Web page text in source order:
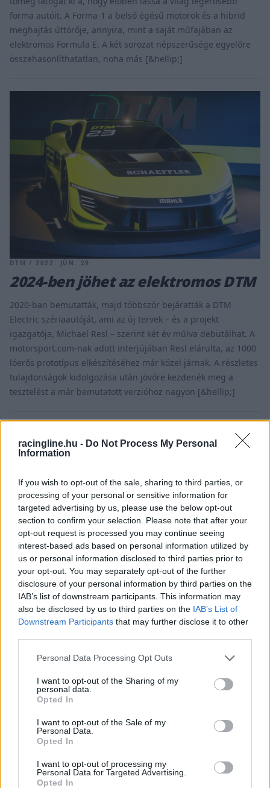
racingline.hu - Do Not Process My Personal
Information
If you wish to opt-out of the sale, sharing to third parties, or
processing of your personal or sensitive information for
targeted advertising by us, please use the below opt-out
section to confirm your selection. Please note that after your
opt-out request is processed you may continue seeing
interest-based ads based on personal information utilized by
us or personal information disclosed to third parties prior to
your opt-out. You may separately opt-out of the further
disclosure of your personal information by third parties on the
IAB’s list of downstream participants. This information may
also be disclosed by us to third parties on the IAB’s List of
Downstream Participants that may further disclose it to other
Please note that this website/app uses one or more Google
not limited to your visit or usage behaviour. You may click to
grant or deny consent to Google and its third-party tags to
use your data for below specified purposes in below Google
consent section.
Personal Data Processing Opt Outs
I want to opt-out of the Sharing of my
personal data.
Opted In
I want to opt-out of the Sale of my
Personal Data.
Opted In
I want to opt-out of processing my
Personal Data for Targeted Advertising.
Opted In
forma autóit. A Forma-1 a belső égésű motorok és a hibrid
meghajtás úttörője, annyira, mint a saját műfajában az
elektromos Formula E. A két sorozat népszerűsége egyelőre
összehasonlíthatatlan, noha más [&hellip;]
DTM / 2022. JÚN. 29.
2024-ben jöhet az elektromos DTM
2020-ban bemutatták, majd többször bejáratták a DTM
Electric szériaautóját, ami az új tervek – és a projekt
igazgatója, Michael Resl – szerint két év múlva debütálhat. A
motorsport.com-nak adott interjújában Resl elárulta, az 1000
lóerős prototípus elkészítéséhez már közel járnak. A részletes
tulajdonságok kidolgozása után jövőre kezdenék meg a
tesztelést a már bemutatott verzióhoz nagyon [&hellip;]
AUTOMOBIL / 2022. JÚN. 2.
Érdekeset lépett a Jaguar
Instagramon
A több, mint 12 millió követővel rendelkező Jaguar
több, mint 10 évnyi poszt tűnt el a követők szeme elől. Persze
nem biztos, hogy ezek ténylegesen törölve lettek,
mindegyike már elektromos járműveket hivatott
népszerűsíteni, mivel a Jaguar közölte, hogy teljesen